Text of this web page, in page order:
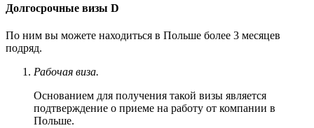
Долгосрочные визы D
По ним вы можете находиться в Польше более 3 месяцев
подряд.
Рабочая виза.
Основанием для получения такой визы является
подтверждение о приеме на работу от компании в
Польше.